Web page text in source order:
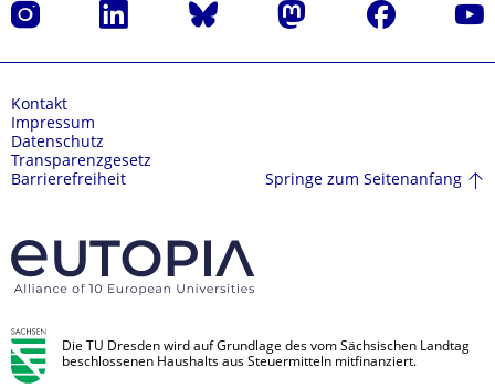
Instagram LinkedIn Bluesky Mastodon Facebook
Kontakt
Impressum
Datenschutz
Transparenzgesetz
Barrierefreiheit
Springe zum Seitenanfang
Die TU Dresden wird auf Grundlage des vom Sächsischen Landtag
beschlossenen Haushalts aus Steuermitteln mitfinanziert.